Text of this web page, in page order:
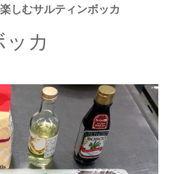
しむサルティンボッカ
カ